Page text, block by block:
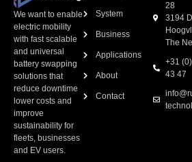
We want to enable
electric mobility
with fast scalable
and universal
battery swapping
solutions that
reduce downtime
lower costs and
improve
sustainability for
fleets, businesses
and EV users.
System
Business
Applications
About
Contact
28
3194
The
+31
43 47